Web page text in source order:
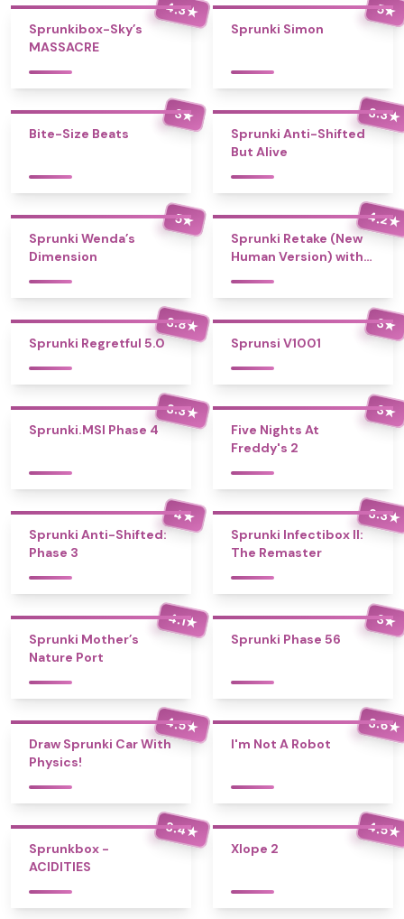
4.3★
Sprunkibox-Sky’s
MASSACRE
5★
Sprunki Simon
3★
Bite-Size Beats
3.3★
Sprunki Anti-Shifted
But Alive
5★
Sprunki Wenda’s
Dimension
4.2★
Sprunki Retake (New
Human Version) with
3.8★
Sprunki Regretful 5.0
3★
Sprunsi V1001
3.3★
Sprunki.MSI Phase 4
3★
Five Nights At
Freddy's 2
4★
Sprunki Anti-Shifted:
Phase 3
3.3★
Sprunki Infectibox II:
The Remaster
4.1★
Sprunki Mother’s
Nature Port
3★
Sprunki Phase 56
4.5★
Draw Sprunki Car With
Physics!
3.6★
I'm Not A Robot
3.4★
Sprunkbox -
ACIDITIES
4.5★
Xlope 2